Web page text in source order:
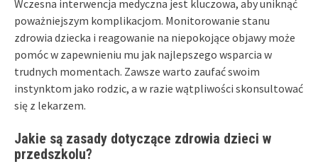
Wczesna interwencja medyczna jest kluczowa, aby uniknąć
poważniejszym komplikacjom. Monitorowanie stanu
zdrowia dziecka i reagowanie na niepokojące objawy może
pomóc w zapewnieniu mu jak najlepszego wsparcia w
trudnych momentach. Zawsze warto zaufać swoim
instynktom jako rodzic, a w razie wątpliwości skonsultować
się z lekarzem.
Jakie są zasady dotyczące zdrowia dzieci w
przedszkolu?